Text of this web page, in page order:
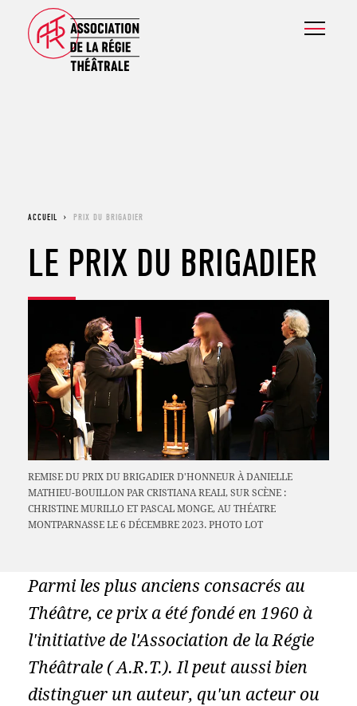
ACCUEIL › PRIX DU BRIGADIER
LE PRIX DU BRIGADIER
REMISE DU PRIX DU BRIGADIER D'HONNEUR À DANIELLE
MATHIEU-BOUILLON PAR CRISTIANA REALI, SUR SCÈNE :
CHRISTINE MURILLO ET PASCAL MONGE, AU THÉATRE
MONTPARNASSE LE 6 DÉCEMBRE 2023. PHOTO LOT
Parmi les plus anciens consacrés au
Théâtre, ce prix a été fondé en 1960 à
l'initiative de l'Association de la Régie
Théâtrale ( A.R.T.). Il peut aussi bien
distinguer un auteur, qu'un acteur ou